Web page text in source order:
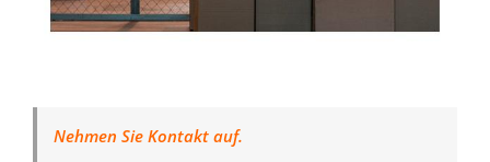
Nehmen Sie Kontakt auf.